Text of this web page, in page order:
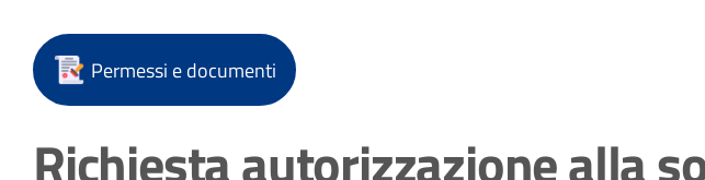
Permessi e documenti